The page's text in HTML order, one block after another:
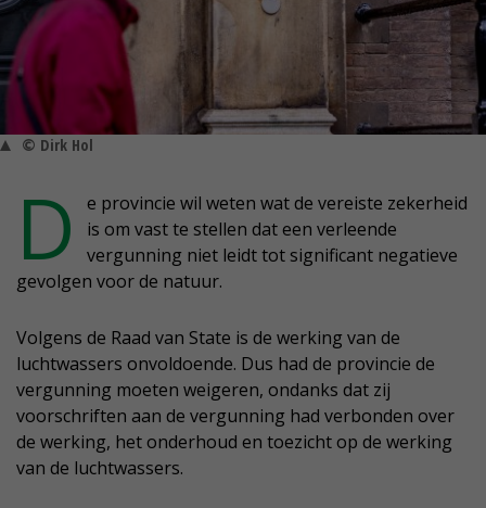
© Dirk Hol
D
e provincie wil weten wat de vereiste zekerheid
is om vast te stellen dat een verleende
vergunning niet leidt tot significant negatieve
gevolgen voor de natuur.
Volgens de Raad van State is de werking van de
luchtwassers onvoldoende. Dus had de provincie de
vergunning moeten weigeren, ondanks dat zij
voorschriften aan de vergunning had verbonden over
de werking, het onderhoud en toezicht op de werking
van de luchtwassers.